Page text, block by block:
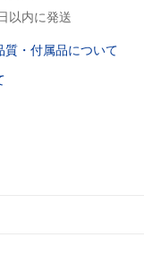
以内に発送
質・付属品について